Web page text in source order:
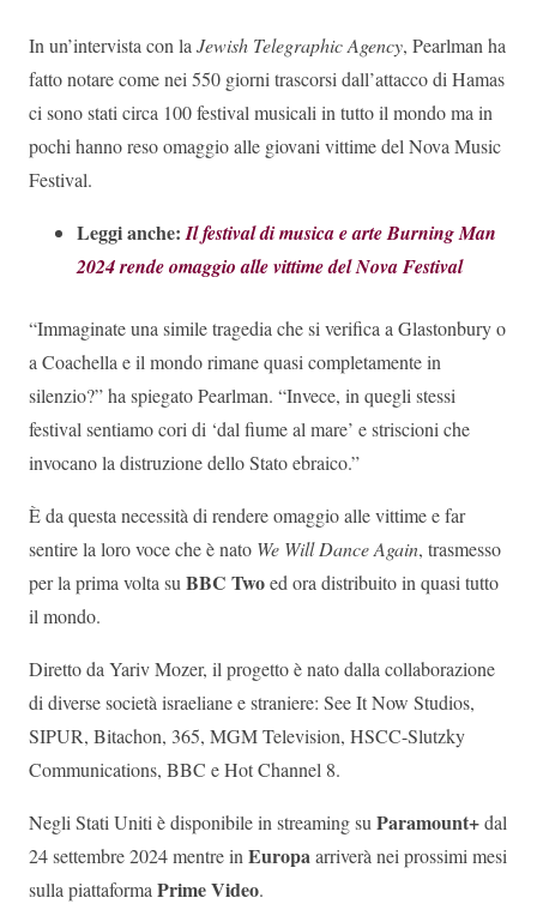
In un’intervista con laJewish Telegraphic Agency, Pearlman ha
fatto notare come nei 550 giorni trascorsi dall’attacco di Hamas
ci sono stati circa 100 festival musicali in tutto il mondo ma in
pochi hanno reso omaggio alle giovani vittime del Nova Music
Festival.
Leggi anche:Il festival di musica e arte Burning Man
2024 rende omaggio alle vittime del Nova Festival
“Immaginate una simile tragedia che si verifica a Glastonbury o
a Coachella e il mondo rimane quasi completamente in
silenzio?” ha spiegato Pearlman. “Invece, in quegli stessi
festival sentiamo cori di ‘dal fiume al mare’ e striscioni che
invocano la distruzione dello Stato ebraico.”
È da questa necessità di rendere omaggio alle vittime e far
sentire la loro voce che è nato We Will Dance Again, trasmesso
per la prima volta suBBC Twoed ora distribuito in quasi tutto
il mondo.
Diretto da Yariv Mozer, il progetto è nato dalla collaborazione
di diverse società israeliane e straniere: See It Now Studios,
SIPUR, Bitachon, 365, MGM Television, HSCC-Slutzky
Communications, BBC e Hot Channel 8.
Negli Stati Uniti è disponibile in streaming suParamount+dal
24 settembre 2024 mentre inEuropaarriverà nei prossimi mesi
sulla piattaformaPrime Video.